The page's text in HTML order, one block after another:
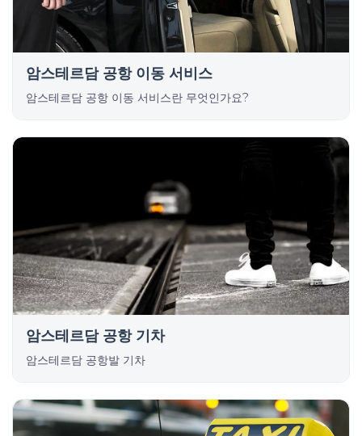
암스테르담 공항 이동 서비스
암스테르담 공항 이동 서비스란 무엇인가요?
암스테르담 공항 기차
암스테르담 공항발 기차